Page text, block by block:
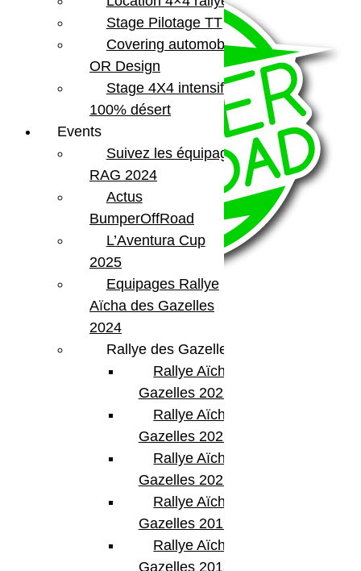
46, Chemin de la Petite Bastide
contact@bumperoffroad.com
Détails de mon compte
Stage Pilotage TT
Covering automobile –
OR Design
Stage 4X4 intensif
100% désert
Events
Suivez les équipages
RAG 2024
Actus
BumperOffRoad
L’Aventura Cup
2025
Equipages Rallye
Aïcha des Gazelles
2024
Rallye des Gazelles
Rallye Aïcha des
Gazelles 2023
Rallye Aïcha des
Gazelles 2022
Rallye Aïcha des
Gazelles 2021 -30th
Rallye Aïcha des
Gazelles 2019
Rallye Aïcha des
Gazelles 2018